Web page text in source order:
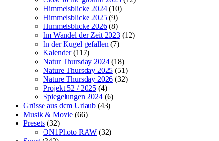
Himmelsblicke 2024 (10)
Himmelsblicke 2025 (9)
Himmelsblicke 2026 (8)
Im Wandel der Zeit 2023 (12)
In der Kugel gefallen (7)
Kalender(117)
Natur Thursday 2024 (18)
Nature Thursday 2025 (51)
Nature Thursday 2026 (32)
Projekt 52 / 2025 (4)
Spiegelungen 2024 (6)
Grüsse aus dem Urlaub (43)
Musik & Movie (66)
Presets (32)
ON1Photo RAW (32)